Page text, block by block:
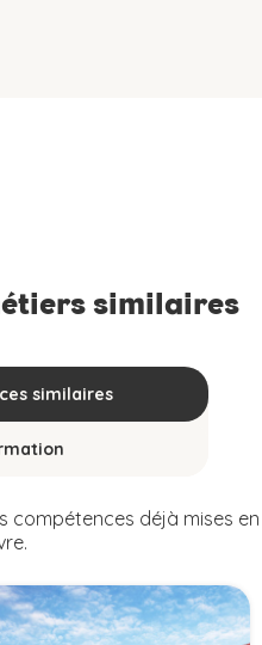
similaires
similaires
compétences déjà mises en